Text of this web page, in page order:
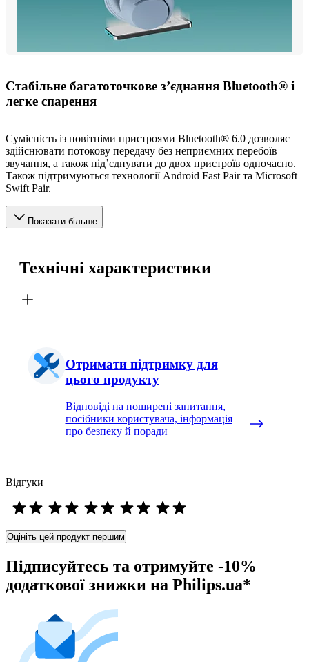
Стабільне багатоточкове з’єднання Bluetooth® і
легке спарення
Сумісність із новітніми пристроями Bluetooth® 6.0 дозволяє
здійснювати потокову передачу без неприємних перебоїв
звучання, а також під’єднувати до двох пристроїв одночасно.
Також підтримуються технології Android Fast Pair та Microsoft
Swift Pair.
Показати більше
Технічні характеристики
Отримати підтримку для
цього продукту
Відповіді на поширені запитання,
посібники користувача, інформація
про безпеку й поради
Відгуки
Оцініть цей продукт першим
Підписуйтесь та отримуйте -10%
додаткової знижки на Philips.ua*